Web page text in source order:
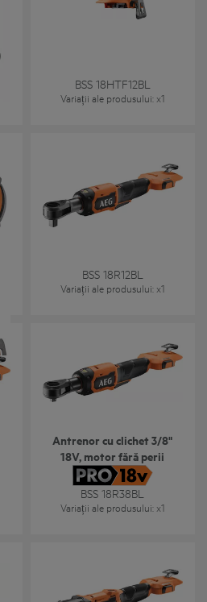
BSS 18HTF12BL
Variații ale produsului: x1
BSS 18R12BL
Variații ale produsului: x1
Antrenor cu clichet 3/8"
18V, motor fără perii
BSS 18R38BL
Variații ale produsului: x1